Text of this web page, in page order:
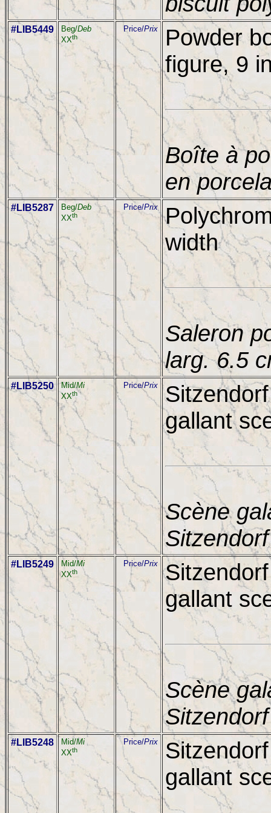
#LIB5449 Beg/Deb
XXth
Price/Prix
Powder
figure, 9
Boîte à
en
#LIB5287 Beg/Deb
XXth
Price/Prix
width
Saleron
larg. 6.5
#LIB5250 Mid/Mi
XXth
Price/Prix
gallant
Scène
#LIB5249 Mid/Mi
XXth
Price/Prix
gallant
Scène
#LIB5248 Mid/Mi
XXth
Price/Prix
gallant